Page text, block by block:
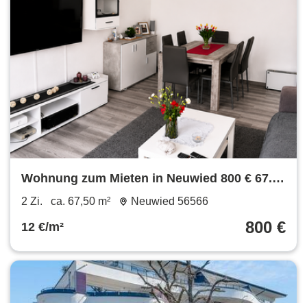
Wohnung zum Mieten in Neuwied 800 € 67.5
m²
2 Zi. ca. 67,50 m² Neuwied 56566
12 €/m² 800 €